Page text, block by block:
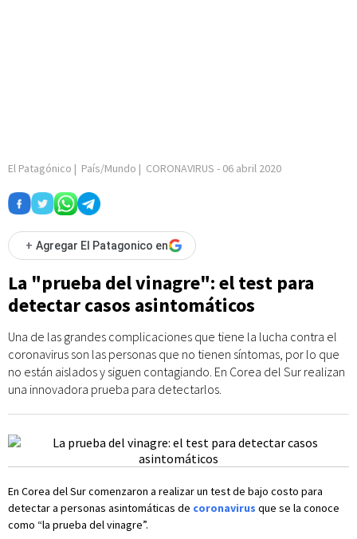
El Patagónico | País/Mundo | CORONAVIRUS - 06 abril 2020
+ Agregar El Patagonico en
La "prueba del vinagre": el test para
detectar casos asintomáticos
Una de las grandes complicaciones que tiene la lucha contra el
coronavirus son las personas que no tienen síntomas, por lo que
no están aislados y siguen contagiando. En Corea del Sur realizan
una innovadora prueba para detectarlos.
En Corea del Sur comenzaron a realizar un test de bajo costo para
detectar a personas asintomáticas de coronavirus que se la conoce
como “la prueba del vinagre”.